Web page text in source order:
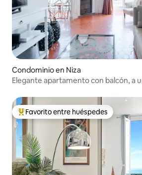
Condominio en Niza
Elegante apartamento con balcón, a
De los mejores en Favorito entre
Favorito entre huéspedes